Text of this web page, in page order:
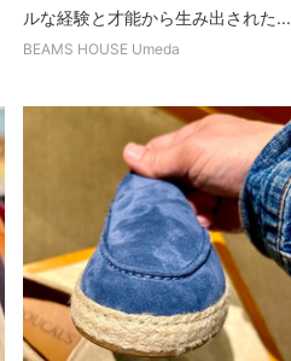
ルな経験と才能から生み出された...
BEAMS HOUSE Umeda